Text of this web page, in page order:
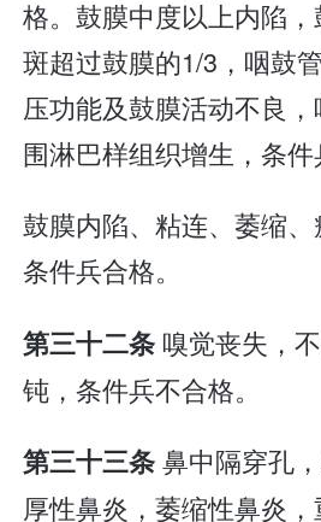
格。鼓膜中度以上内陷
斑超过鼓膜的1/3，咽鼓
压功能及鼓膜活动不良
围淋巴样组织增生，条件
鼓膜内陷、粘连、萎缩、
条件兵合格。
第三十二条 嗅觉丧失，
钝，条件兵不合格。
第三十三条鼻中隔穿孔
厚性鼻炎，萎缩性鼻炎